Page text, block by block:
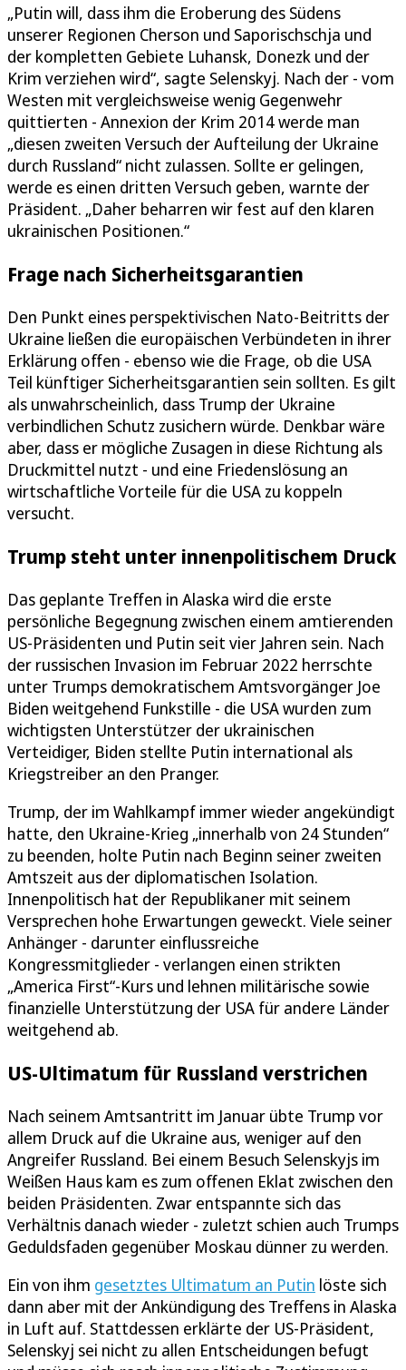
„Putin will, dass ihm die Eroberung des Südens
unserer Regionen Cherson und Saporischschja und
der kompletten Gebiete Luhansk, Donezk und der
Krim verziehen wird“, sagte Selenskyj. Nach der - vom
Westen mit vergleichsweise wenig Gegenwehr
quittierten - Annexion der Krim 2014 werde man
„diesen zweiten Versuch der Aufteilung der Ukraine
durch Russland“ nicht zulassen. Sollte er gelingen,
werde es einen dritten Versuch geben, warnte der
Präsident. „Daher beharren wir fest auf den klaren
ukrainischen Positionen.“
Frage nach Sicherheitsgarantien
Den Punkt eines perspektivischen Nato-Beitritts der
Ukraine ließen die europäischen Verbündeten in ihrer
Erklärung offen - ebenso wie die Frage, ob die USA
Teil künftiger Sicherheitsgarantien sein sollten. Es gilt
als unwahrscheinlich, dass Trump der Ukraine
verbindlichen Schutz zusichern würde. Denkbar wäre
aber, dass er mögliche Zusagen in diese Richtung als
Druckmittel nutzt - und eine Friedenslösung an
wirtschaftliche Vorteile für die USA zu koppeln
versucht.
Trump steht unter innenpolitischem Druck
Das geplante Treffen in Alaska wird die erste
persönliche Begegnung zwischen einem amtierenden
US-Präsidenten und Putin seit vier Jahren sein. Nach
der russischen Invasion im Februar 2022 herrschte
unter Trumps demokratischem Amtsvorgänger Joe
Biden weitgehend Funkstille - die USA wurden zum
wichtigsten Unterstützer der ukrainischen
Verteidiger, Biden stellte Putin international als
Kriegstreiber an den Pranger.
Trump, der im Wahlkampf immer wieder angekündigt
hatte, den Ukraine-Krieg „innerhalb von 24 Stunden“
zu beenden, holte Putin nach Beginn seiner zweiten
Amtszeit aus der diplomatischen Isolation.
Innenpolitisch hat der Republikaner mit seinem
Versprechen hohe Erwartungen geweckt. Viele seiner
Anhänger - darunter einflussreiche
Kongressmitglieder - verlangen einen strikten
„America First“-Kurs und lehnen militärische sowie
finanzielle Unterstützung der USA für andere Länder
weitgehend ab.
US-Ultimatum für Russland verstrichen
Nach seinem Amtsantritt im Januar übte Trump vor
allem Druck auf die Ukraine aus, weniger auf den
Angreifer Russland. Bei einem Besuch Selenskyjs im
Weißen Haus kam es zum offenen Eklat zwischen den
beiden Präsidenten. Zwar entspannte sich das
Verhältnis danach wieder - zuletzt schien auch Trumps
Geduldsfaden gegenüber Moskau dünner zu werden.
Ein von ihm gesetztes Ultimatum an Putin löste sich
dann aber mit der Ankündigung des Treffens in Alaska
in Luft auf. Stattdessen erklärte der US-Präsident,
Selenskyj sei nicht zu allen Entscheidungen befugt